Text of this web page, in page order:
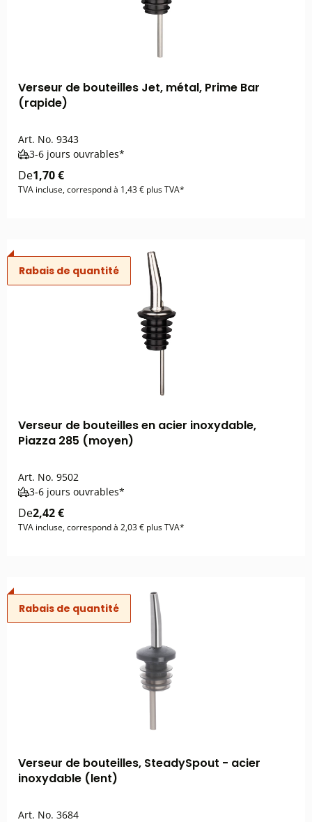
Verseur de bouteilles Jet, métal, Prime Bar
(rapide)
Art. No. 9343
3-6 jours ouvrables*
De1,70 €
TVA incluse, correspond à 1,43 € plus TVA*
Rabais de quantité
Verseur de bouteilles en acier inoxydable,
Piazza 285 (moyen)
Art. No. 9502
3-6 jours ouvrables*
De2,42 €
TVA incluse, correspond à 2,03 € plus TVA*
Rabais de quantité
Verseur de bouteilles, SteadySpout - acier
inoxydable (lent)
Art. No. 3684